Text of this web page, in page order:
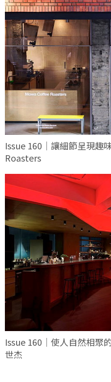
Issue 160｜讓細節呈現趣
Roasters
Issue 160｜使人自然相聚
世杰